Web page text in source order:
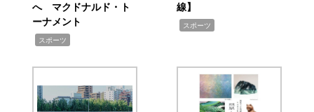
へ マクドナルド・ト
ーナメント
スポーツ
線】
スポーツ